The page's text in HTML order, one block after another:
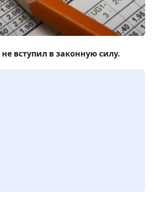
вступил в законную силу.